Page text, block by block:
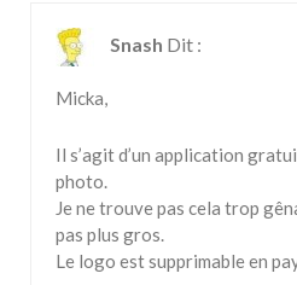
Snash Dit :
Micka,
Il s’agit d’un application
photo.
Je ne trouve pas cela trop
pas plus gros.
Le logo est supprimable en